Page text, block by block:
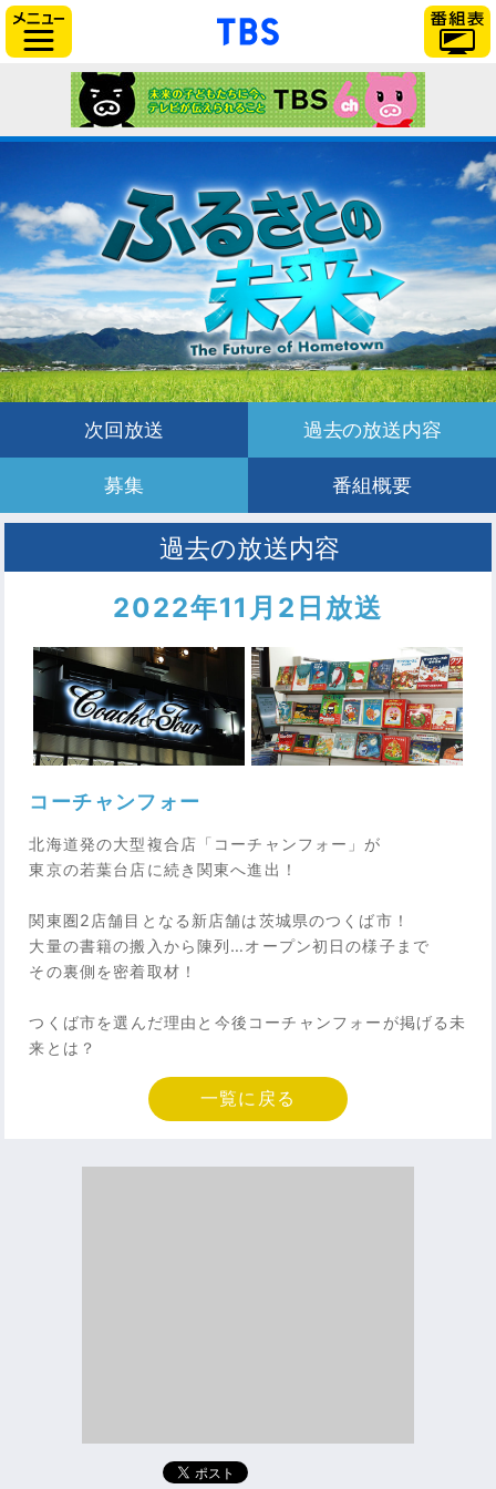
「TBSテレビ」トップ
2022年11月2日放送
コーチャンフォー
北海道発の大型複合店「コーチャンフォー」が
東京の若葉台店に続き関東へ進出！
関東圏2店舗目となる新店舗は茨城県のつくば市！
大量の書籍の搬入から陳列…オープン初日の様子まで
その裏側を密着取材！
つくば市を選んだ理由と今後コーチャンフォーが掲げる未
来とは？
一覧に戻る